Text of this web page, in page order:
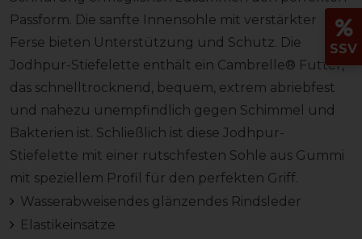
Passform. Die sanfte Innensohle mit verstärkter
Ferse bieten Unterstützung und Schutz. Die
Jodhpur-Stiefelette enthält ein Cambrelle® Futter,
das schnelltrocknend, bequem, extrem abriebfest
und nahezu unempfindlich gegen Schimmel und
Bakterien ist. Schließlich ist diese Jodhpur-
Stiefelette mit einer rutschfesten Sohle aus Gummi
mit speziellem Profil für den perfekten Griff.
Wasserabweisendes glänzendes Rindsleder
Elastikeinsätze
SSV